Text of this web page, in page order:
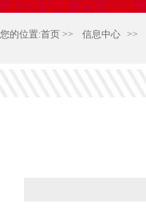
您的位置:首页 >> 信息中心 >>